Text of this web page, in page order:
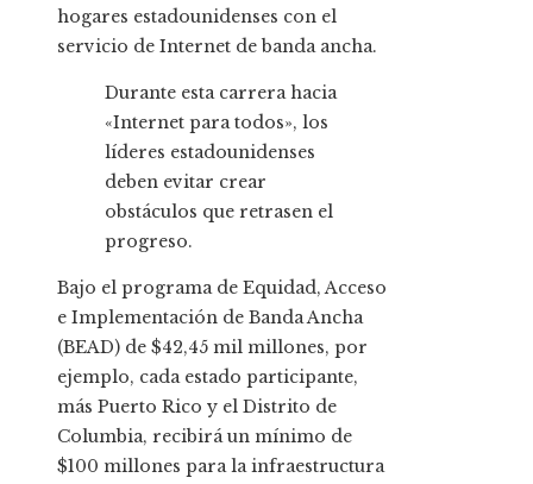
hogares estadounidenses con el
servicio de Internet de banda ancha.
Durante esta carrera hacia
«Internet para todos», los
líderes estadounidenses
deben evitar crear
obstáculos que retrasen el
progreso.
Bajo el programa de Equidad, Acceso
e Implementación de Banda Ancha
(BEAD) de $42,45 mil millones, por
ejemplo, cada estado participante,
más Puerto Rico y el Distrito de
Columbia, recibirá un mínimo de
$100 millones para la infraestructura